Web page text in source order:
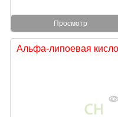
Просмотр
Альфа-липоевая